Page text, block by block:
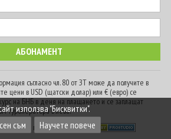
съгласно чл. 80 от ЗТ може да получите в
цени в USD (щатски долар) или € (евро) се
на БНБ в деня на плащането и се заплащат
туроператора в лева.
Всички права запазени
използва "Бисквитки".
съм
Научете повече